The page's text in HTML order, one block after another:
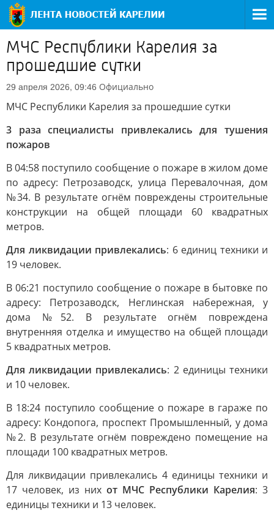
МЧС Республики Карелия за
прошедшие сутки
29 апреля 2026, 09:46 Официально
МЧС Республики Карелия за прошедшие сутки
3 раза специалисты привлекались для тушения
пожаров
В 04:58 поступило сообщение о пожаре в жилом доме
по адресу: Петрозаводск, улица Перевалочная, дом
№34. В результате огнём повреждены строительные
конструкции на общей площади 60 квадратных
метров.
Для ликвидации привлекались: 6 единиц техники и
19 человек.
В 06:21 поступило сообщение о пожаре в бытовке по
адресу: Петрозаводск, Неглинская набережная, у
дома №52. В результате огнём повреждена
внутренняя отделка и имущество на общей площади
5 квадратных метров.
Для ликвидации привлекались: 2 единицы техники
и 10 человек.
В 18:24 поступило сообщение о пожаре в гараже по
адресу: Кондопога, проспект Промышленный, у дома
№2. В результате огнём повреждено помещение на
площади 100 квадратных метров.
Для ликвидации привлекались 4 единицы техники и
17 человек, из них от МЧС Республики Карелия: 3
единицы техники и 13 человек.